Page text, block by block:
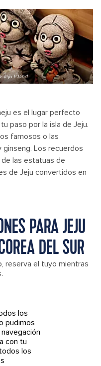
Jeju Island
es el lugar perfecto
paso por la isla de Jeju.
famosos o las
ginseng. Los recuerdos
las estatuas de
de Jeju convertidos en
PARA JEJU
DEL SUR
reserva el tuyo mientras
los
pudimos
con tu
los